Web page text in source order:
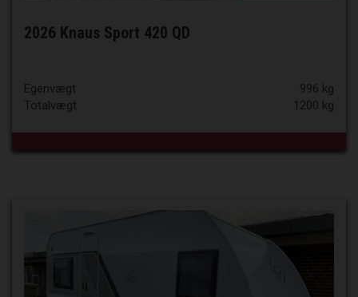
2026 Knaus Sport 420 QD
Egenvægt
996 kg
Totalvægt
1200 kg